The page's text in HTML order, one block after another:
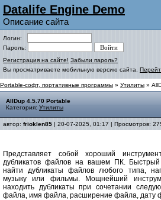
Datalife Engine Demo
Описание сайта
Логин:
Пароль:
Регистрация на сайте! Забыли пароль?
Вы просматриваете мобильную версию сайта.
Portable-софт, портативные программы » Утилиты »
AllDup 4.5.70 Portable
Категория: Утилиты
автор: frioklen85 | 20-07-2025, 01:17 | Просмотров:
Представляет собой хороший
дубликатов файлов на вашем ПК. Быстрый
найти дубликаты файлов любого типа,
музыку или фильмы. Мощнейший
находить дубликаты при сочетании
файла, имя файла, расширение файла, дату